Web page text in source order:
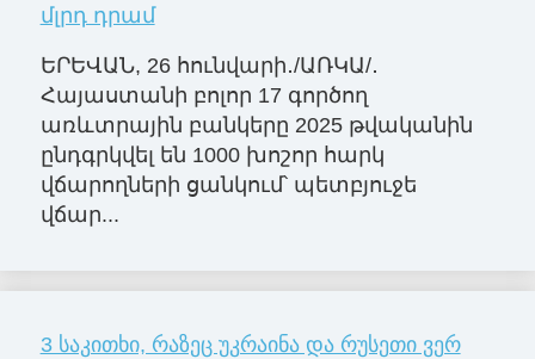
մլրդ դրամ
ԵՐԵՎԱՆ, 26 հունվարի․/ԱՌԿԱ/․
Հայաստանի բոլոր 17 գործող
առևտրային բանկերը 2025 թվականին
ընդգրկվել են 1000 խոշոր հարկ
վճարողների ցանկում՝ պետբյուջե
վճար...
3 საკითხი, რაზეც უკრაინა და რუსეთი ვერ